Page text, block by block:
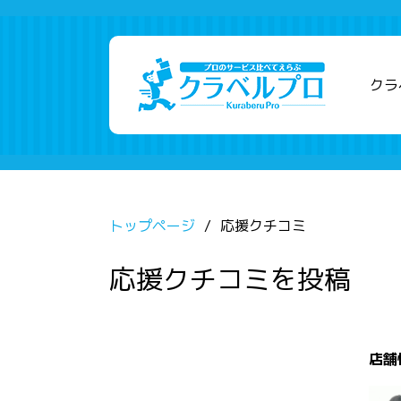
ク
トップページ 応援クチコミ
応援クチコミを投稿
店